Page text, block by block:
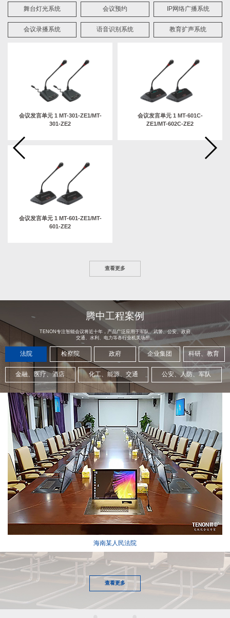
舞台灯光系统 会议预约 IP网络广播系统
会议录播系统 语音识别系统 教育扩声系统
会议发言单元 1 MT-301-ZE1/MT-
301-ZE2
会议发言单元 1 MT-601-ZE1/MT-
601-ZE2
会议发言单元 1 MT-601C-
ZE1/MT-602C-ZE2
查看更多
腾中工程案例
TENON专注智能会议将近十年，产品广泛应用于军队、武警、公安、政府
交通、水利、电力等各行业机关场所。
法院 检察院 政府 企业集团 科研、教育
金融、医疗、酒店 化工、能源、交通 公安、人防、军队
海南某人民法院
查看更多